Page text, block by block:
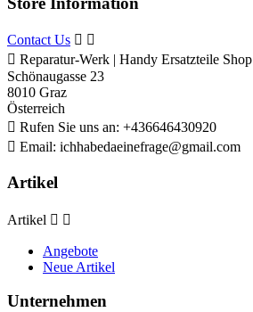
Contact Us  
 Reparatur-Werk | Handy Ersatzteile Shop
Schönaugasse 23
8010 Graz
Österreich
 Rufen Sie uns an: +436646430920
 Email: ichhabedaeinefrage@gmail.com
Artikel
Artikel  
Angebote
Neue Artikel
Unternehmen